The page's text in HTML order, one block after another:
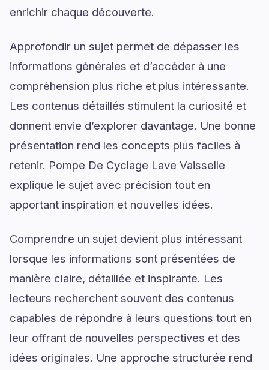
enrichir chaque découverte.
Approfondir un sujet permet de dépasser les
informations générales et d’accéder à une
compréhension plus riche et plus intéressante.
Les contenus détaillés stimulent la curiosité et
donnent envie d’explorer davantage. Une bonne
présentation rend les concepts plus faciles à
retenir. Pompe De Cyclage Lave Vaisselle
explique le sujet avec précision tout en
apportant inspiration et nouvelles idées.
Comprendre un sujet devient plus intéressant
lorsque les informations sont présentées de
manière claire, détaillée et inspirante. Les
lecteurs recherchent souvent des contenus
capables de répondre à leurs questions tout en
leur offrant de nouvelles perspectives et des
idées originales. Une approche structurée rend